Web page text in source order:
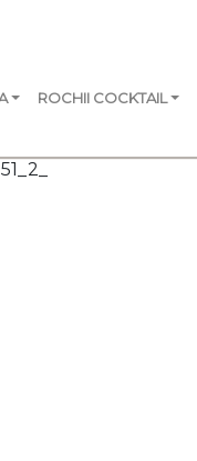
ROCHII COCKTAIL